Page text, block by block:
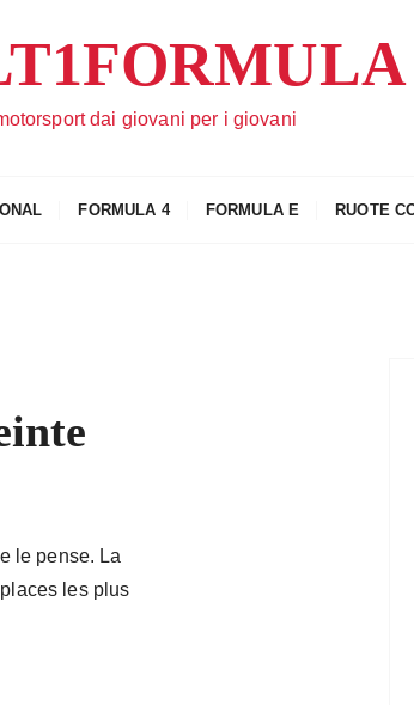
motorsport dai giovani per i giovani
FORMULA 4 FORMULA E RUOTE
le pense. La
les plus